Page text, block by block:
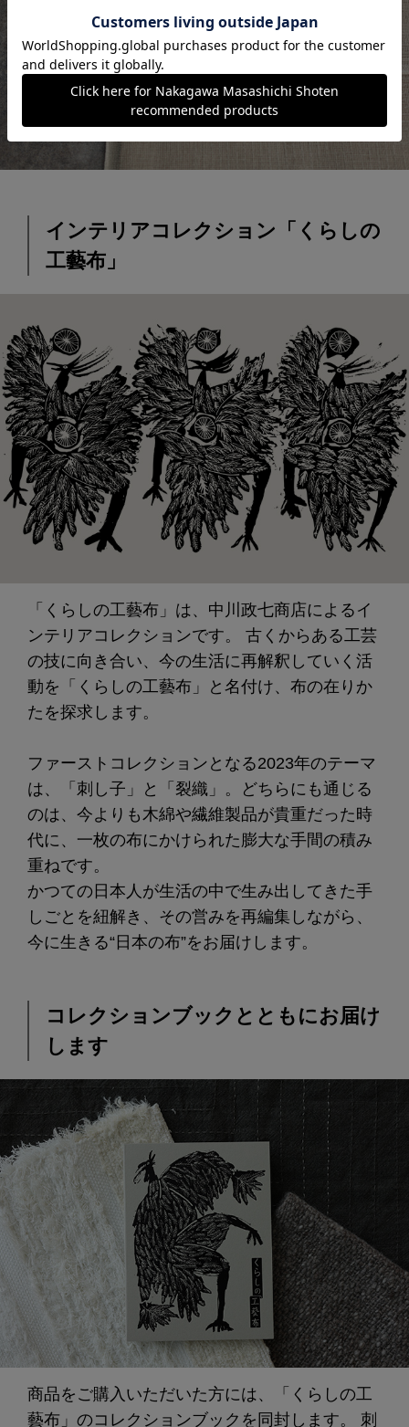
インテリアコレクション「くらしの
工藝布」
「くらしの工藝布」は、中川政七商店によるイ
ンテリアコレクションです。 古くからある工芸
の技に向き合い、今の生活に再解釈していく活
動を「くらしの工藝布」と名付け、布の在りか
たを探求します。
ファーストコレクションとなる2023年のテーマ
は、「刺し子」と「裂織」。どちらにも通じる
のは、今よりも木綿や繊維製品が貴重だった時
代に、一枚の布にかけられた膨大な手間の積み
重ねです。
かつての日本人が生活の中で生み出してきた手
しごとを紐解き、その営みを再編集しながら、
今に生きる“日本の布”をお届けします。
コレクションブックとともにお届け
します
商品をご購入いただいた方には、「くらしの工
藝布」のコレクションブックを同封します。 刺